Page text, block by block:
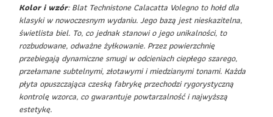
Kolor i wzór: Blat Technistone Calacatta Volegno to hołd dla
klasyki w nowoczesnym wydaniu. Jego bazą jest nieskazitelna,
świetlista biel. To, co jednak stanowi o jego unikalności, to
rozbudowane, odważne żyłkowanie. Przez powierzchnię
przebiegają dynamiczne smugi w odcieniach ciepłego szarego,
przełamane subtelnymi, złotawymi i miedzianymi tonami. Każda
płyta opuszczająca czeską fabrykę przechodzi rygorystyczną
kontrolę wzorca, co gwarantuje powtarzalność i najwyższą
estetykę.